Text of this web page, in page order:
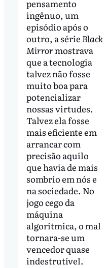
pensamento
ingênuo, um
episódio após o
outro, a série Black
Mirrormostrava
que a tecnologia
talvez não fosse
muito boa para
potencializar
nossas virtudes.
Talvez ela fosse
mais eficiente em
arrancar com
precisão aquilo
que havia de mais
sombrio em nós e
na sociedade. No
jogo cego da
máquina
algorítmica, o mal
tornara-se um
vencedor quase
indestrutível.